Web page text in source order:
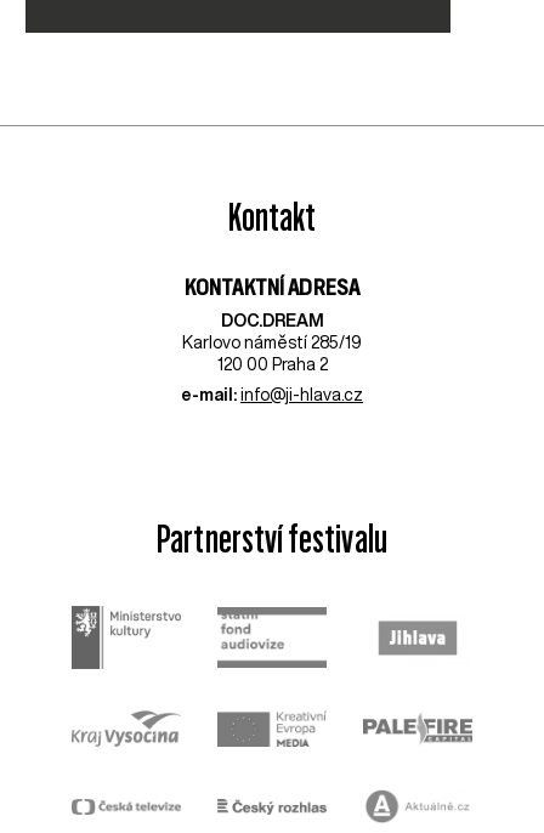
Kontakt
KONTAKTNÍ ADRESA
DOC.DREAM​
Karlovo náměstí 285/19
120 00 Praha 2
e-mail: info@ji-hlava.cz
Partnerství festivalu